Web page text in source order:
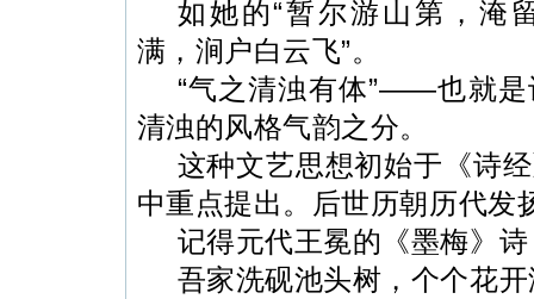
如她的“暂尔游山第，淹
满，涧户白云飞”。
“气之清浊有体”——也就
清浊的风格气韵之分。
这种文艺思想初始于《诗
中重点提出。
后世历朝历代发
记得元代王冕的《墨梅》
吾家洗砚池头树，个个花